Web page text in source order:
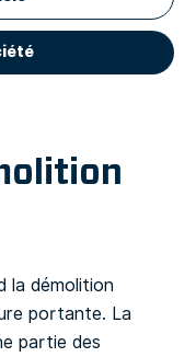
la démolition
portante. La
partie des